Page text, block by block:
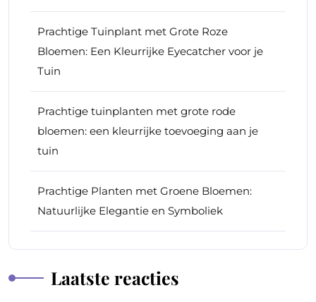
Prachtige Tuinplant met Grote Roze
Bloemen: Een Kleurrijke Eyecatcher voor je
Tuin
Prachtige tuinplanten met grote rode
bloemen: een kleurrijke toevoeging aan je
tuin
Prachtige Planten met Groene Bloemen:
Natuurlijke Elegantie en Symboliek
Laatste reacties